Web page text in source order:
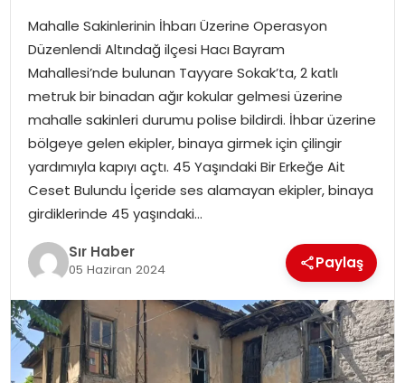
SIYASET
EĞITIM
YAŞAM
Mahalle Sakinlerinin İhbarı Üzerine Operasyon
Düzenlendi Altındağ ilçesi Hacı Bayram
Mahallesi’nde bulunan Tayyare Sokak’ta, 2 katlı
metruk bir binadan ağır kokular gelmesi üzerine
mahalle sakinleri durumu polise bildirdi. İhbar üzerine
bölgeye gelen ekipler, binaya girmek için çilingir
yardımıyla kapıyı açtı. 45 Yaşındaki Bir Erkeğe Ait
Ceset Bulundu İçeride ses alamayan ekipler, binaya
girdiklerinde 45 yaşındaki…
Sır Haber
05 Haziran 2024 Paylaş